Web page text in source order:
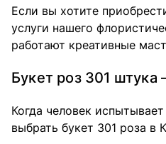
Если вы хотите
услуги нашего
работают креативные
Букет роз 301
Когда человек
выбрать букет 301 роза